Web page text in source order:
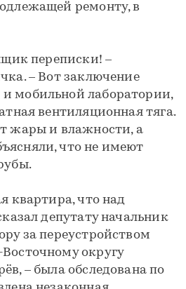
ремонту, в
переписки! –
– Вот заключение
мобильной лаборатории,
вентиляционная тяга.
жары и влажности, а
что не имеют
квартира, что над
депутату начальник
за переустройством
округу
– была обследована по